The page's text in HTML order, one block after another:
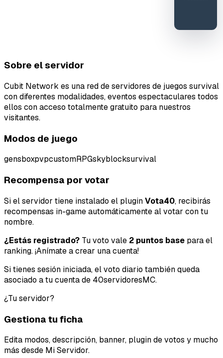
Sobre el servidor
Cubit Network es una red de servidores de juegos survival
con diferentes modalidades, eventos espectaculares todos
ellos con acceso totalmente gratuito para nuestros
visitantes.
Modos de juego
gensboxpvpcustomRPGskyblocksurvival
Recompensa por votar
Si el servidor tiene instalado el pluginVota40, recibirás
recompensas in-game automáticamente al votar con tu
nombre.
¿Estás registrado? Tu voto vale 2 puntos base para el
ranking. ¡Anímate a crear una cuenta!
Si tienes sesión iniciada, el voto diario también queda
asociado a tu cuenta de 40servidoresMC.
¿Tu servidor?
Gestiona tu ficha
Edita modos, descripción, banner, plugin de votos y mucho
más desde Mi Servidor.
Tipo de feedback
Lo que falla
Idea o mejora